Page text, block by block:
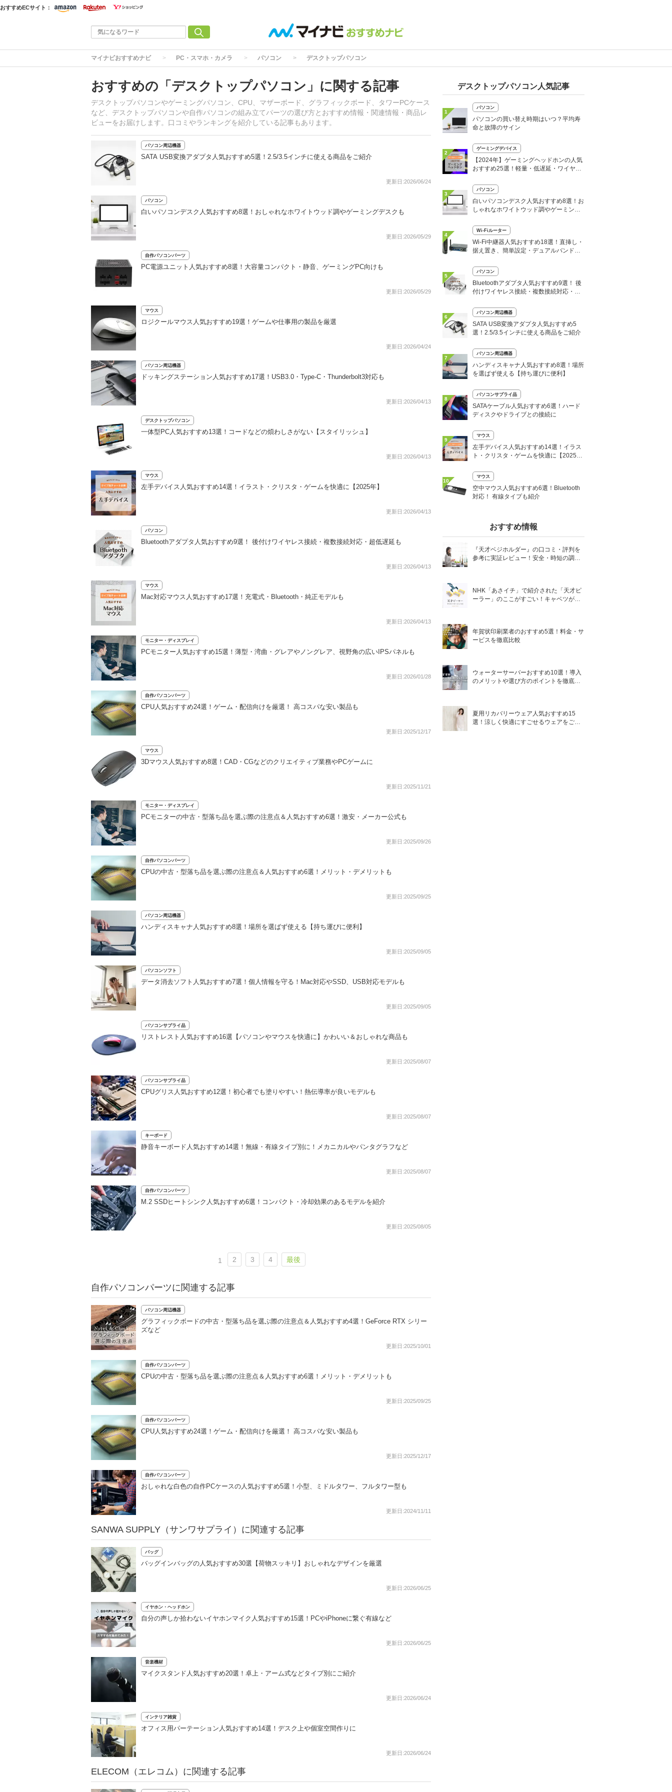
おすすめECサイト：
マイナビおすすめナビ PC・スマホ・カメラ パソコン デスクトップパソコン
おすすめの「デスクトップパソコン」に関する記事
デスクトップパソコンやゲーミングパソコン、CPU、マザーボード、グラフィックボード、タワーPCケース
など、デスクトップパソコンや自作パソコンの組み立てパーツの選び方とおすすめ情報・関連情報・商品レ
ビューをお届けします。口コミやランキングを紹介している記事もあります。
パソコン周辺機器
SATA USB変換アダプタ人気おすすめ5選！2.5/3.5インチに使える商品をご紹介
更新日:2026/06/24
パソコン
白いパソコンデスク人気おすすめ8選！おしゃれなホワイトウッド調やゲーミングデスクも
更新日:2026/05/29
自作パソコンパーツ
PC電源ユニット人気おすすめ8選！大容量コンパクト・静音、ゲーミングPC向けも
更新日:2026/05/29
マウス
ロジクールマウス人気おすすめ19選！ゲームや仕事用の製品を厳選
更新日:2026/04/24
パソコン周辺機器
ドッキングステーション人気おすすめ17選！USB3.0・Type-C・Thunderbolt3対応も
更新日:2026/04/13
デスクトップパソコン
一体型PC人気おすすめ13選！コードなどの煩わしさがない【スタイリッシュ】
更新日:2026/04/13
マウス
左手デバイス人気おすすめ14選！イラスト・クリスタ・ゲームを快適に【2025年】
更新日:2026/04/13
パソコン
Bluetoothアダプタ人気おすすめ9選！ 後付けワイヤレス接続・複数接続対応・超低遅延も
更新日:2026/04/13
マウス
Mac対応マウス人気おすすめ17選！充電式・Bluetooth・純正モデルも
更新日:2026/04/13
モニター・ディスプレイ
PCモニター人気おすすめ15選！薄型・湾曲・グレアやノングレア、視野角の広いIPSパネルも
更新日:2026/01/28
自作パソコンパーツ
CPU人気おすすめ24選！ゲーム・配信向けを厳選！ 高コスパな安い製品も
更新日:2025/12/17
マウス
3Dマウス人気おすすめ8選！CAD・CGなどのクリエイティブ業務やPCゲームに
更新日:2025/11/21
モニター・ディスプレイ
PCモニターの中古・型落ち品を選ぶ際の注意点＆人気おすすめ6選！激安・メーカー公式も
更新日:2025/09/26
自作パソコンパーツ
CPUの中古・型落ち品を選ぶ際の注意点＆人気おすすめ6選！メリット・デメリットも
更新日:2025/09/25
パソコン周辺機器
ハンディスキャナ人気おすすめ8選！場所を選ばず使える【持ち運びに便利】
更新日:2025/09/05
パソコンソフト
データ消去ソフト人気おすすめ7選！個人情報を守る！Mac対応やSSD、USB対応モデルも
更新日:2025/09/05
パソコンサプライ品
リストレスト人気おすすめ16選【パソコンやマウスを快適に】かわいい＆おしゃれな商品も
更新日:2025/08/07
パソコンサプライ品
CPUグリス人気おすすめ12選！初心者でも塗りやすい！熱伝導率が良いモデルも
更新日:2025/08/07
キーボード
静音キーボード人気おすすめ14選！無線・有線タイプ別に！メカニカルやパンタグラフなど
更新日:2025/08/07
自作パソコンパーツ
M.2 SSDヒートシンク人気おすすめ6選！コンパクト・冷却効果のあるモデルを紹介
更新日:2025/08/05
1 2 3 4 最後
自作パソコンパーツに関連する記事
パソコン周辺機器
グラフィックボードの中古・型落ち品を選ぶ際の注意点＆人気おすすめ4選！GeForce RTX シリー
ズなど
更新日:2025/10/01
自作パソコンパーツ
CPUの中古・型落ち品を選ぶ際の注意点＆人気おすすめ6選！メリット・デメリットも
更新日:2025/09/25
自作パソコンパーツ
CPU人気おすすめ24選！ゲーム・配信向けを厳選！ 高コスパな安い製品も
更新日:2025/12/17
自作パソコンパーツ
おしゃれな白色の自作PCケースの人気おすすめ5選！小型、ミドルタワー、フルタワー型も
更新日:2024/11/11
SANWA SUPPLY（サンワサプライ）に関連する記事
バッグ
バッグインバッグの人気おすすめ30選【荷物スッキリ】おしゃれなデザインを厳選
更新日:2026/06/25
イヤホン・ヘッドホン
自分の声しか拾わないイヤホンマイク人気おすすめ15選！PCやiPhoneに繋ぐ有線など
更新日:2026/06/25
音楽機材
マイクスタンド人気おすすめ20選！卓上・アーム式などタイプ別にご紹介
更新日:2026/06/24
インテリア雑貨
オフィス用パーテーション人気おすすめ14選！デスク上や個室空間作りに
更新日:2026/06/24
ELECOM（エレコム）に関連する記事
デスクトップパソコン人気記事
1
パソコン
パソコンの買い替え時期はいつ？平均寿
命と故障のサイン
2
ゲーミングデバイス
【2024年】ゲーミングヘッドホンの人気
おすすめ25選！軽量・低遅延・ワイヤレ
3
パソコン
白いパソコンデスク人気おすすめ8選！お
しゃれなホワイトウッド調やゲーミング
4
Wi-Fiルーター
Wi-Fi中継器人気おすすめ18選！直挿し・
据え置き、簡単設定・デュアルバンド対
5
パソコン
Bluetoothアダプタ人気おすすめ9選！ 後
付けワイヤレス接続・複数接続対応・超
6
パソコン周辺機器
SATA USB変換アダプタ人気おすすめ5
選！2.5/3.5インチに使える商品をご紹介
7
パソコン周辺機器
ハンディスキャナ人気おすすめ8選！場所
を選ばず使える【持ち運びに便利】
8
パソコンサプライ品
SATAケーブル人気おすすめ6選！ハード
ディスクやドライブとの接続に
9
マウス
左手デバイス人気おすすめ14選！イラス
ト・クリスタ・ゲームを快適に【2025
10
マウス
空中マウス人気おすすめ6選！Bluetooth
対応！ 有線タイプも紹介
おすすめ情報
『天才ベジホルダー』の口コミ・評判を
参考に実証レビュー！安全・時短の調理
NHK「あさイチ」で紹介された「天才ピ
ーラー」のここがすごい！キャベツがほ
年賀状印刷業者のおすすめ5選！料金・サ
ービスを徹底比較
ウォーターサーバーおすすめ10選！導入
のメリットや選び方のポイントを徹底解
夏用リカバリーウェア人気おすすめ15
選！涼しく快適にすごせるウェアをご紹